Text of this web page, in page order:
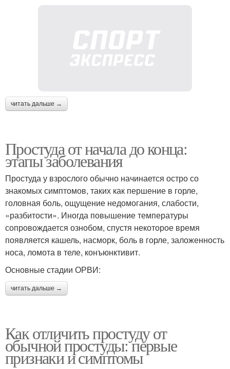
читать дальше →
Простуда от начала до конца:
этапы заболевания
Простуда у взрослого обычно начинается остро со
знакомых симптомов, таких как першение в горле,
головная боль, ощущение недомогания, слабости,
«разбитости». Иногда повышение температуры
сопровождается ознобом, спустя некоторое время
появляется кашель, насморк, боль в горле, заложенность
носа, ломота в теле, конъюнктивит.
Основные стадии ОРВИ:
читать дальше →
Как отличить простуду от
обычной простуды: первые
признаки и симптомы